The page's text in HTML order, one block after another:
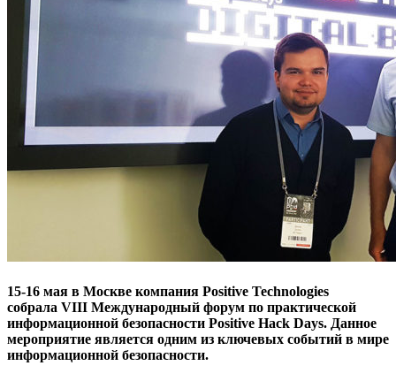
15-16 мая в Москве компания Positive Technologies
собрала VIII Международный форум по практической
информационной безопасности Positive Hack Days. Данное
мероприятие является одним из ключевых событий в мире
информационной безопасности.